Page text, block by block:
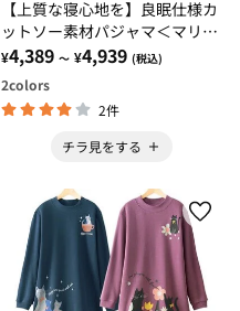
【上質な寝心地を】良眠仕様カ
ットソー素材パジャマ＜マリク
レールビス＞
¥4,389 ～ ¥4,939 (税込)
2colors
2件
チラ見をする